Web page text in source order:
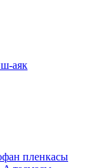
аяк
пленкасы